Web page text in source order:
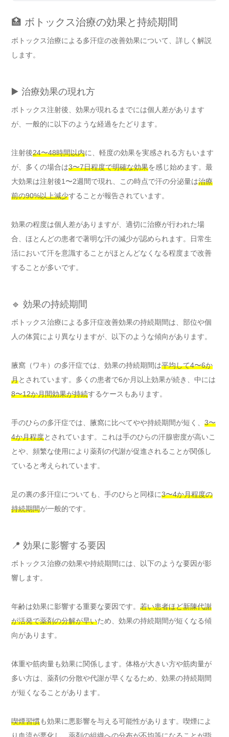
🏥 ボトックス治療の効果と持続期間
ボトックス治療による多汗症の改善効果について、詳しく解説
します。
▶️ 治療効果の現れ方
ボトックス注射後、効果が現れるまでには個人差があります
が、一般的に以下のような経過をたどります。
注射後24〜48時間以内に、軽度の効果を実感される方もいます
が、多くの場合は3〜7日程度で明確な効果を感じ始めます。最
大効果は注射後1〜2週間で現れ、この時点で汗の分泌量は治療
前の90%以上減少することが報告されています。
効果の程度は個人差がありますが、適切に治療が行われた場
合、ほとんどの患者で著明な汗の減少が認められます。日常生
活において汗を意識することがほとんどなくなる程度まで改善
することが多いです。
🔹 効果の持続期間
ボトックス治療による多汗症改善効果の持続期間は、部位や個
人の体質により異なりますが、以下のような傾向があります。
腋窩（ワキ）の多汗症では、効果の持続期間は平均して4〜6か
月とされています。多くの患者で6か月以上効果が続き、中には
8〜12か月間効果が持続するケースもあります。
手のひらの多汗症では、腋窩に比べてやや持続期間が短く、 3〜
4か月程度とされています。これは手のひらの汗腺密度が高いこ
とや、頻繁な使用により薬剤の代謝が促進されることが関係し
ていると考えられています。
足の裏の多汗症についても、手のひらと同様に3〜4か月程度の
持続期間が一般的です。
📍 効果に影響する要因
ボトックス治療の効果や持続期間には、以下のような要因が影
響します。
年齢は効果に影響する重要な要因です。 若い患者ほど新陳代謝
が活発で薬剤の分解が早いため、効果の持続期間が短くなる傾
向があります。
体重や筋肉量も効果に関係します。体格が大きい方や筋肉量が
多い方は、薬剤の分散や代謝が早くなるため、効果の持続期間
が短くなることがあります。
喫煙習慣も効果に悪影響を与える可能性があります。喫煙によ
り血流が悪化し、薬剤の組織への分布が不均等になることが指